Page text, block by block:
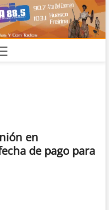
en
de pago para